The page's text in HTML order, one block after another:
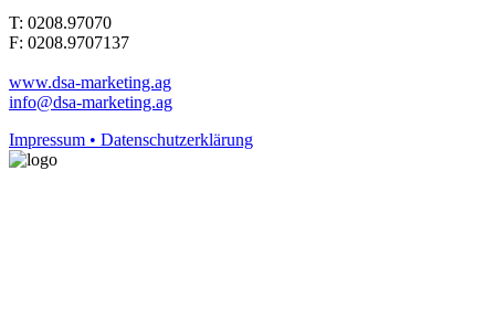
T: 0208.97070
F: 0208.9707137
www.dsa-marketing.ag
info@dsa-marketing.ag
Impressum • Datenschutzerklärung